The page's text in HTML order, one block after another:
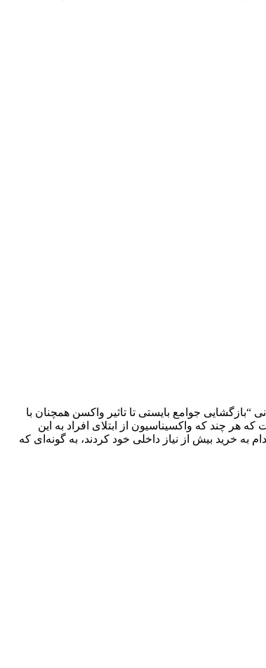
جوامع بایستی تا تاثیر واکسن همچنان با
هر چند که واکسیناسیون از ابتلای افراد به این
خرید بیش از نیاز داخلی خود کردند، به گونه‌ای که